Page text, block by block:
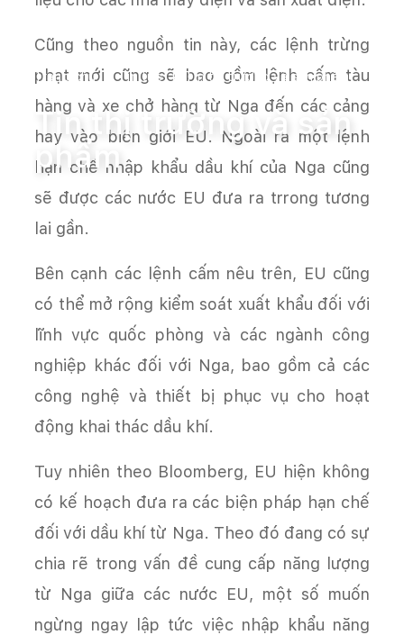
Trang chủ Tin tức Tin thị trường và sản phẩm
Tin thị trường và sản
phẩm
Cũng theo nguồn tin này, các lệnh trừng
phạt mới cũng sẽ bao gồm lệnh cấm tàu
hàng và xe chở hàng từ Nga đến các cảng
hay vào biên giới EU. Ngoài ra một lệnh
hạn chế nhập khẩu dầu khí của Nga cũng
sẽ được các nước EU đưa ra trrong tương
lai gần.
Bên cạnh các lệnh cấm nêu trên, EU cũng
có thể mở rộng kiểm soát xuất khẩu đối với
lĩnh vực quốc phòng và các ngành công
nghiệp khác đối với Nga, bao gồm cả các
công nghệ và thiết bị phục vụ cho hoạt
động khai thác dầu khí.
Tuy nhiên theo Bloomberg, EU hiện không
có kế hoạch đưa ra các biện pháp hạn chế
đối với dầu khí từ Nga. Theo đó đang có sự
chia rẽ trong vấn đề cung cấp năng lượng
từ Nga giữa các nước EU, một số muốn
ngừng ngay lập tức việc nhập khẩu năng